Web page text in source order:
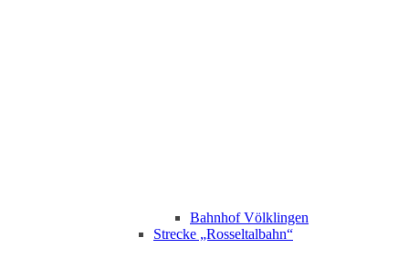
Bahnhof Völklingen
Strecke „Rosseltalbahn“